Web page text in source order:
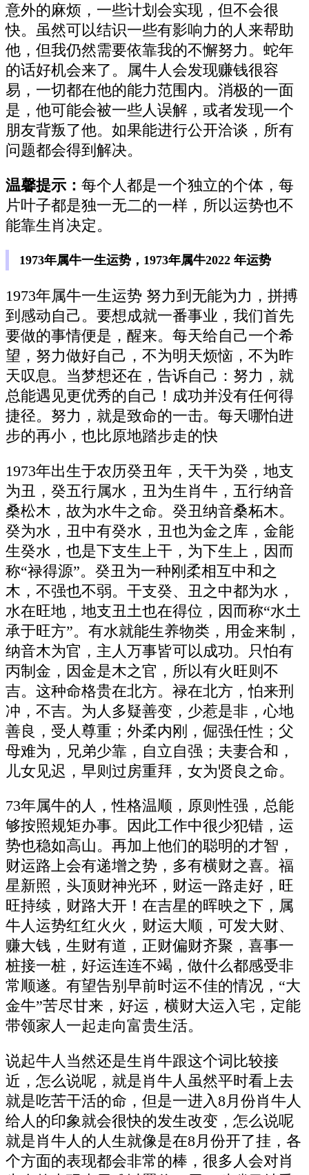
意外的麻烦，一些计划会实现，但不会很
快。虽然可以结识一些有影响力的人来帮助
他，但我仍然需要依靠我的不懈努力。蛇年
的话好机会来了。属牛人会发现赚钱很容
易，一切都在他的能力范围内。消极的一面
是，他可能会被一些人误解，或者发现一个
朋友背叛了他。如果能进行公开洽谈，所有
问题都会得到解决。
温馨提示： 每个人都是一个独立的个体，每
片叶子都是独一无二的一样，所以运势也不
能靠生肖决定。
1973年属牛一生运势，1973年属牛2022 年运势
1973年属牛一生运势 努力到无能为力，拼搏
到感动自己。要想成就一番事业，我们首先
要做的事情便是，醒来。每天给自己一个希
望，努力做好自己，不为明天烦恼，不为昨
天叹息。当梦想还在，告诉自己：努力，就
总能遇见更优秀的自己！成功并没有任何得
捷径。努力，就是致命的一击。每天哪怕进
步的再小，也比原地踏步走的快
1973年出生于农历癸丑年，天干为癸，地支
为丑，癸五行属水，丑为生肖牛，五行纳音
桑松木，故为水牛之命。癸丑纳音桑柘木。
癸为水，丑中有癸水，丑也为金之库，金能
生癸水，也是下支生上干，为下生上，因而
称“禄得源”。癸丑为一种刚柔相互中和之
木，不强也不弱。干支癸、丑之中都为水，
水在旺地，地支丑土也在得位，因而称“水土
承于旺方”。有水就能生养物类，用金来制，
纳音木为官，主人万事皆可以成功。只怕有
丙制金，因金是木之官，所以有火旺则不
吉。这种命格贵在北方。禄在北方，怕来刑
冲，不吉。为人多疑善变，少惹是非，心地
善良，受人尊重；外柔内刚，倔强任性；父
母难为，兄弟少靠，自立自强；夫妻合和，
儿女见迟，早则过房重拜，女为贤良之命。
73年属牛的人，性格温顺，原则性强，总能
够按照规矩办事。因此工作中很少犯错，运
势也稳如高山。再加上他们的聪明的才智，
财运路上会有递增之势，多有横财之喜。福
星新照，头顶财神光环，财运一路走好，旺
旺持续，财路大开！在吉星的晖映之下，属
牛人运势红红火火，财运大顺，可发大财、
赚大钱，生财有道，正财偏财齐聚，喜事一
桩接一桩，好运连连不竭，做什么都感受非
常顺遂。有望告别早前时运不佳的情况，“大
金牛”苦尽甘来，好运，横财大运入宅，定能
带领家人一起走向富贵生活。
说起牛人当然还是生肖牛跟这个词比较接
近，怎么说呢，就是肖牛人虽然平时看上去
就是吃苦干活的命，但是一进入8月份肖牛人
给人的印象就会很快的发生改变，怎么说呢
就是肖牛人的人生就像是在8月份开了挂，各
个方面的表现都会非常的棒，很多人会对肖